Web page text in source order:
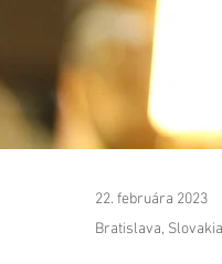
22. februára 2023
Bratislava, Slovakia